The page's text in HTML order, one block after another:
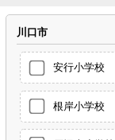
川口市
安行小学校
根岸小学校